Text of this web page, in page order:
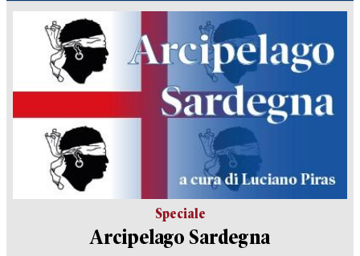
Speciale
Arcipelago Sardegna